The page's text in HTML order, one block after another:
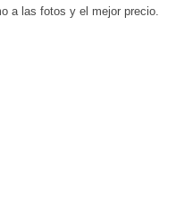
a las fotos y el mejor precio.